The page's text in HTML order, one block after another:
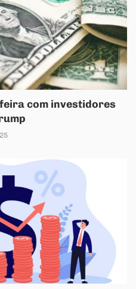
com investidores